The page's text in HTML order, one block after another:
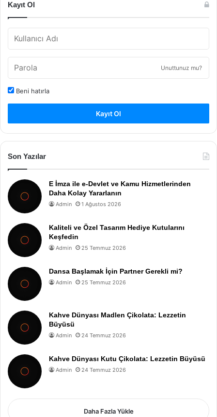
Kayıt Ol
Unuttunuz mu?
Beni hatırla
Kayıt Ol
Son Yazılar
E İmza ile e-Devlet ve Kamu Hizmetlerinden
Daha Kolay Yararlanın
Admin 1 Ağustos 2026
Kaliteli ve Özel Tasarım Hediye Kutularını
Keşfedin
Admin 25 Temmuz 2026
Dansa Başlamak İçin Partner Gerekli mi?
Admin 25 Temmuz 2026
Kahve Dünyası Madlen Çikolata: Lezzetin
Büyüsü
Admin 24 Temmuz 2026
Kahve Dünyası Kutu Çikolata: Lezzetin Büyüsü
Admin 24 Temmuz 2026
Daha Fazla Yükle